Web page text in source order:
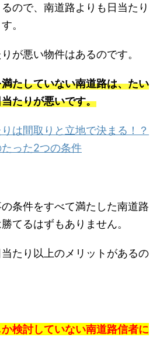
ので、南道路よりも日当たり
。
が悪い物件はあるのです。
たしていない南道路は、たい
たりが悪いです。
は間取りと立地で決まる！？
った2つの条件
条件をすべて満たした南道路
てるはずもありません。
たり以上のメリットがあるの
検討していない南道路信者に